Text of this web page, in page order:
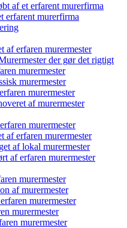
af et erfarent murerfirma
erfarent murerfirma
af erfaren murermester
der gør det rigtigt
murermester
murermester
murermester
af murermester
murermester
af erfaren murermester
af lokal murermester
af erfaren murermester
murermester
af murermester
murermester
murermester
murermester